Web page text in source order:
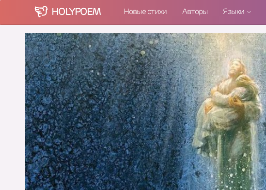
HOLYPOEM Новые стихи Авторы Языки